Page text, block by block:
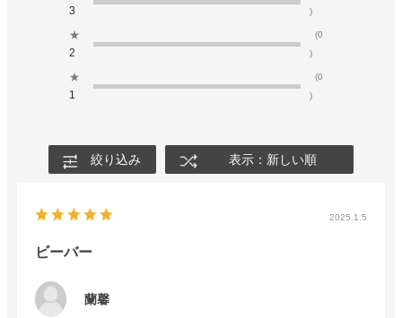
3
)
★
2
(0
)
★
1
(0
)
絞り込み 表示：新しい順
2025.1.5
ビーバー
蘭馨